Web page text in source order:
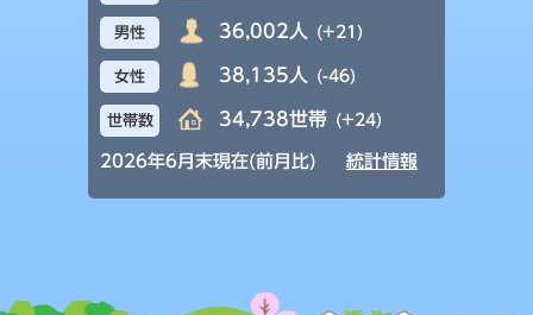
男性 36,002人 (+21)
女性 38,135人 (-46)
世帯数 34,738世帯 (+24)
2026年6月末現在(前月比) 統計情報